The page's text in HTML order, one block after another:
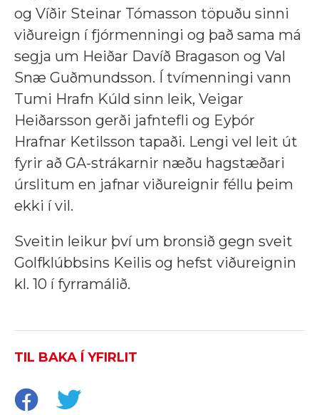
og Víðir Steinar Tómasson töpuðu sinni
viðureign í fjórmenningi og það sama má
segja um Heiðar Davíð Bragason og Val
Snæ Guðmundsson. Í tvímenningi vann
Tumi Hrafn Kúld sinn leik, Veigar
Heiðarsson gerði jafntefli og Eyþór
Hrafnar Ketilsson tapaði. Lengi vel leit út
fyrir að GA-strákarnir næðu hagstæðari
úrslitum en jafnar viðureignir féllu þeim
ekki í vil.
Sveitin leikur því um bronsið gegn sveit
Golfklúbbsins Keilis og hefst viðureignin
kl. 10 í fyrramálið.
TIL BAKA Í YFIRLIT